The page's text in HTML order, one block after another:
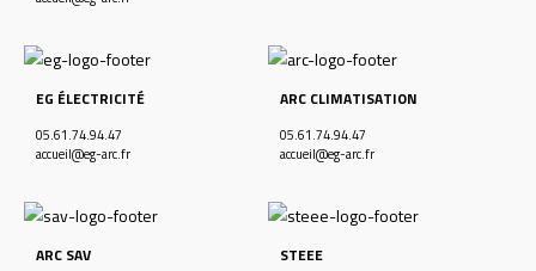
EG ÉLECTRICITÉ
05.61.74.94.47
accueil@eg-arc.fr
ARC CLIMATISATION
05.61.74.94.47
accueil@eg-arc.fr
ARC SAV STEEE